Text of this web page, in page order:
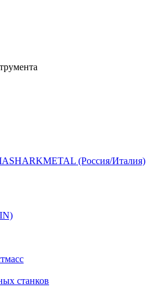
(Россия/Италия)
станков